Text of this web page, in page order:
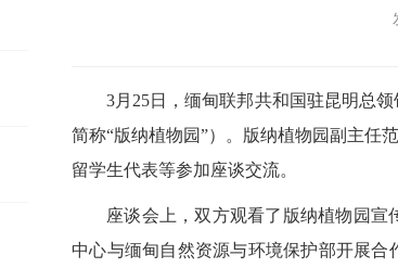
3月25日，缅甸联邦共和国驻昆明总
简称“版纳植物园”）。版纳植物园副主任
留学生代表等参加座谈交流。
座谈会上，双方观看了版纳植物园
中心与缅甸自然资源与环境保护部开展